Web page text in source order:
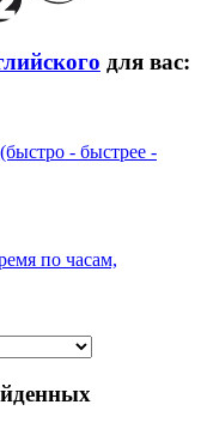
для вас:
- быстрее -
по часам,